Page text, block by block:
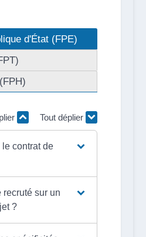
d'État (FPE)
Tout déplier
contrat de
recruté sur un
?